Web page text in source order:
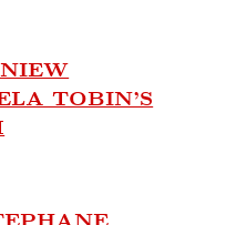
TOBIN’S